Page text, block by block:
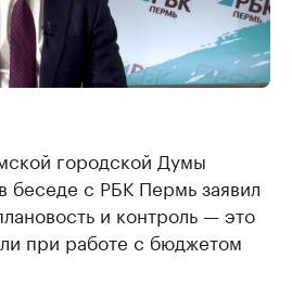
городской Думы
беседе с РБК Пермь заявил
и контроль — это
при работе с бюджетом